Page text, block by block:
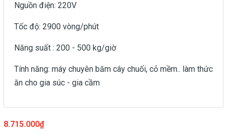
Nguồn điện: 220V
Tốc độ: 2900 vòng/phút
Năng suất : 200 - 500 kg/giờ
Tính năng: máy chuyên băm cây chuối, cỏ mềm.. làm thức
ăn cho gia súc - gia cầm
8.715.000₫